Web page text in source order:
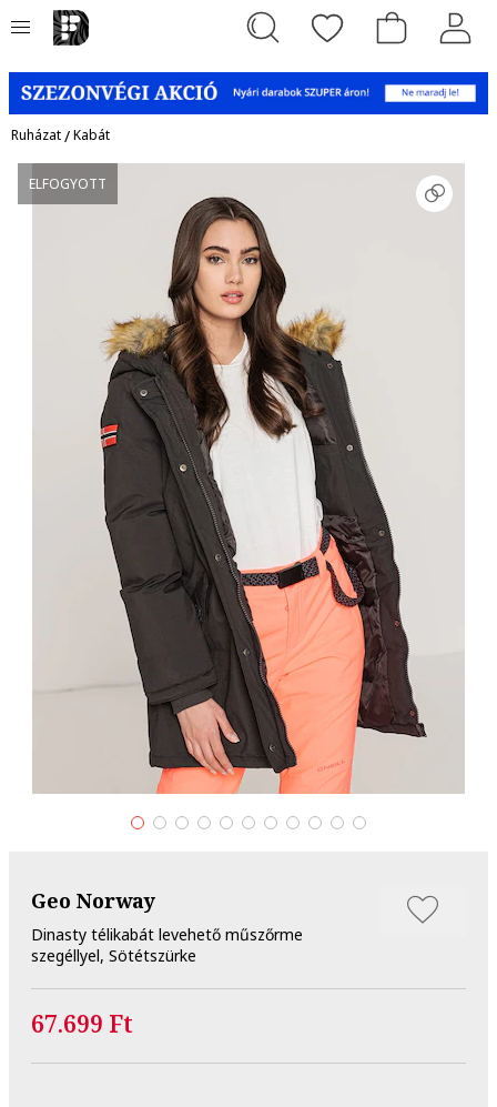
Ruházat/Kabát
ELFOGYOTT
Geo Norway
Dinasty télikabát levehető műszőrme
szegéllyel, Sötétszürke
67.699 Ft